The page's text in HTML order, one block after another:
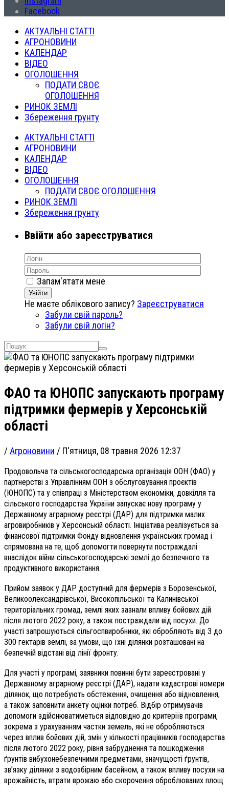
Facebook
АКТУАЛЬНІ СТАТТІ
АГРОНОВИНИ
КАЛЕНДАР
ВІДЕО
ОГОЛОШЕННЯ
ПОДАТИ СВОЄ
ОГОЛОШЕННЯ
РИНОК ЗЕМЛІ
Збереження грунту
АКТУАЛЬНІ СТАТТІ
АГРОНОВИНИ
КАЛЕНДАР
ВІДЕО
ОГОЛОШЕННЯ
ПОДАТИ СВОЄ ОГОЛОШЕННЯ
РИНОК ЗЕМЛІ
Збереження грунту
Ввійти або зареєструватися
Запам'ятати мене
Увійти
Не маєте облікового запису? Зареєструватися
Забули свій пароль?
Забули свій логін?
ФАО та ЮНОПС запускають програму
підтримки фермерів у Херсонській
області
/ Агроновини / П'ятниця, 08 травня 2026 12:37
Продовольча та сільськогосподарська організація ООН (ФАО) у
партнерстві з Управлінням ООН з обслуговування проєктів
(ЮНОПС) та у співпраці з Міністерством економіки, довкілля та
сільського господарства України запускає нову програму у
Державному аграрному реєстрі (ДАР) для підтримки малих
агровиробників у Херсонській області. Ініціатива реалізується за
фінансової підтримки Фонду відновлення українських громад і
спрямована на те, щоб допомогти повернути постраждалі
внаслідок війни сільськогосподарські землі до безпечного та
продуктивного використання.
Прийом заявок у ДАР доступний для фермерів з Борозенської,
Великоолександрівської, Високопільської та Калинівської
територіальних громад, землі яких зазнали впливу бойових дій
після лютого 2022 року, а також постраждали від посухи. До
участі запрошуються сільгоспвиробники, які обробляють від 3 до
300 гектарів землі, за умови, що їхні ділянки розташовані на
безпечній відстані від лінії фронту.
Для участі у програмі, заявники повинні бути зареєстровані у
Державному аграрному реєстрі (ДАР), надати кадастрові номери
ділянок, що потребують обстеження, очищення або відновлення,
а також заповнити анкету оцінки потреб. Відбір отримувачів
допомоги здійснюватиметься відповідно до критеріїв програми,
зокрема з урахуванням частки земель, які не обробляються
через вплив бойових дій, змін у кількості працівників господарства
після лютого 2022 року, рівня забруднення та пошкодження
ґрунтів вибухонебезпечними предметами, значущості ґрунтів,
зв’язку ділянки з водозбірним басейном, а також впливу посухи на
врожайність, втрати врожаю або скорочення оброблюваних площ.